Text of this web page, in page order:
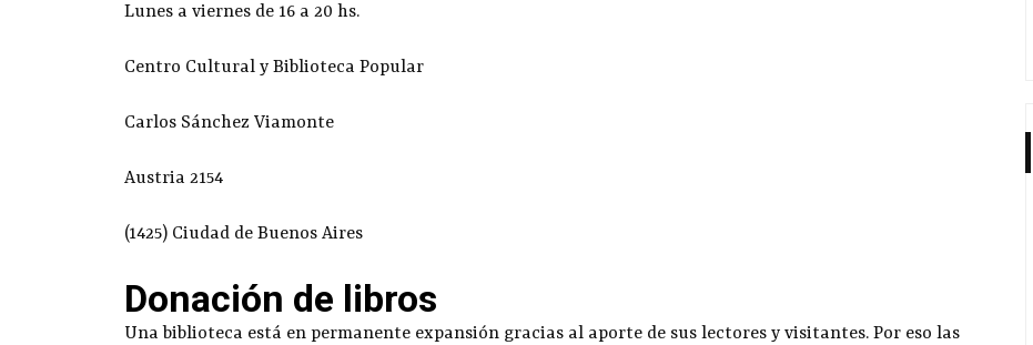
Lunes a viernes de 16 a 20 hs.
Centro Cultural y Biblioteca Popular
Carlos Sánchez Viamonte
Austria 2154
(1425) Ciudad de Buenos Aires
Donación de libros
Una biblioteca está en permanente expansión gracias al aporte de sus lectores y visitantes. Por eso las